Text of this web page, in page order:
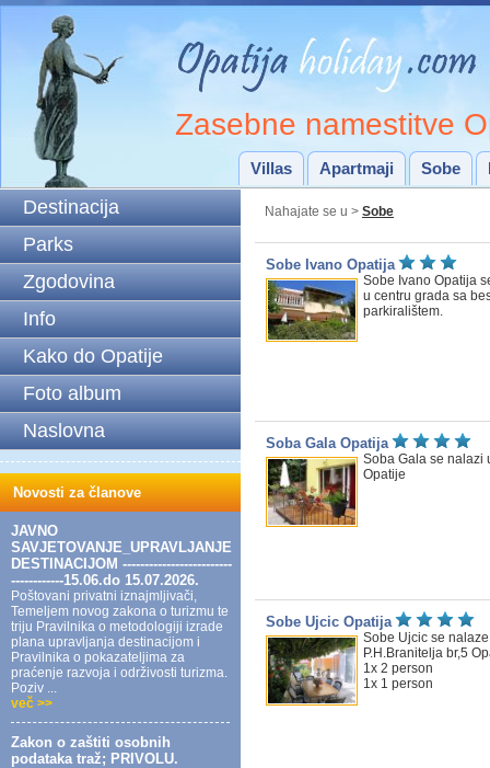
Zasebne namestitve
Villas Apartmaji Sobe
Destinacija
Parks
Zgodovina
Info
Kako do Opatije
Foto album
Naslovna
Novosti za članove
JAVNO
SAVJETOVANJE_UPRAVLJANJE
DESTINACIJOM -------------------------
------------15.06.do 15.07.2026.
Poštovani privatni iznajmljivači,
Temeljem novog zakona o turizmu te
triju Pravilnika o metodologiji izrade
plana upravljanja destinacijom i
Pravilnika o pokazateljima za
praćenje razvoja i održivosti turizma.
Poziv ...
več >>
Zakon o zaštiti osobnih
podataka traž; PRIVOLU.
Nahajate se u > Sobe
Sobe Ivano Opatija
Sobe Ivano Opatija
u centru grada sa
parkiralištem.
Soba Gala Opatija
Soba Gala se nalazi
Opatije
Sobe Ujcic Opatija
Sobe Ujcic se
P.H.Branitelja br,5
1x 2 person
1x 1 person